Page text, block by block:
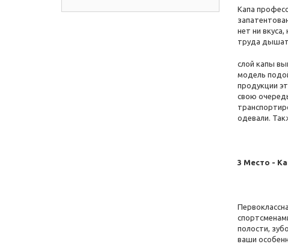
Капа
нет ни
труда
слой капы
модель
продукции
свою
одевали.
3 Место -
полости,
ваши